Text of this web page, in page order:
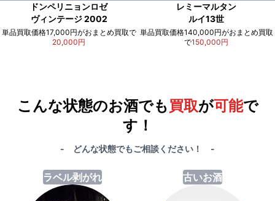
ドンペリニョンロゼ
ヴィンテージ 2002
単品買取価格17,000円がおまとめ買取で
20,000円
レミーマルタン
ルイ13世
単品買取価格140,000円がおまとめ買取
で150,000円
こんな状態のお酒でも買取が可能で
す！
- どんな状態でもご相談ください！ -
ラベル剥がれ 古いお酒